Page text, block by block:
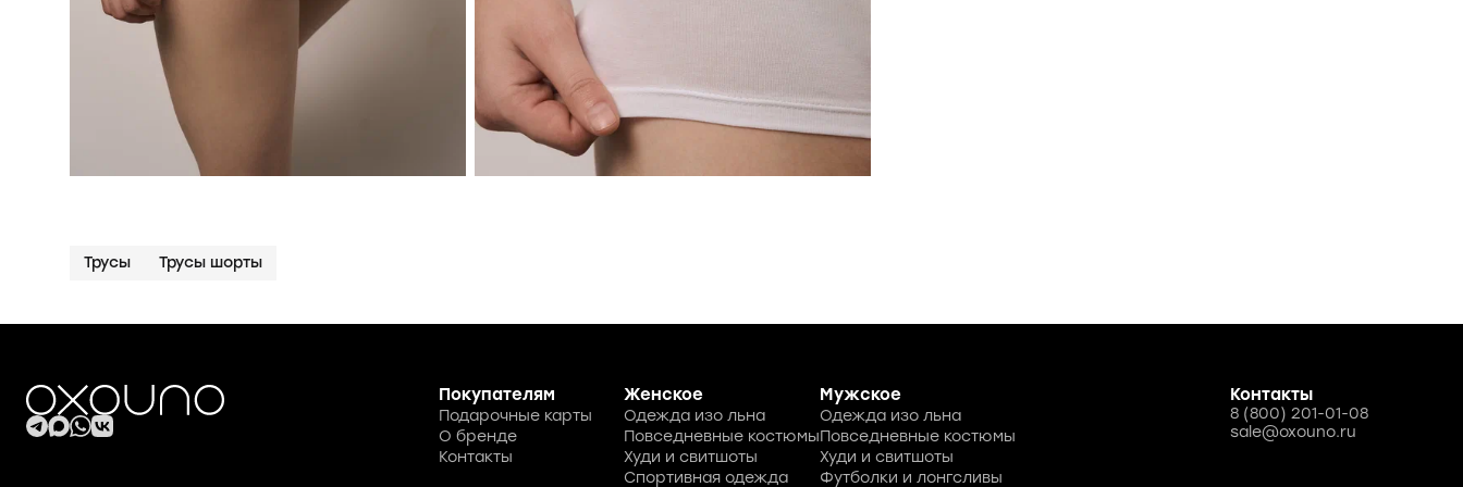
Трусы Трусы шорты
Покупателям
Подарочные карты
О бренде
Контакты
Женское
Одежда изо льна
Повседневные костюмы
Худи и свитшоты
Спортивная одежда
Мужское
Одежда изо льна
Повседневные костюмы
Худи и свитшоты
Футболки и лонгсливы
Контакты
8 (800) 201-01-08
sale@oxouno.ru